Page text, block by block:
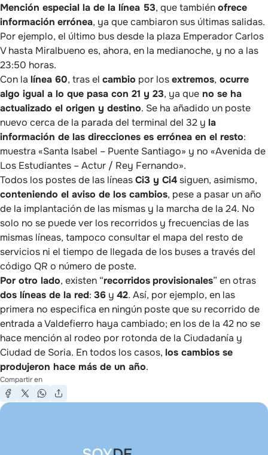
Mención especial la de la línea 53, que tambiénofrece
información errónea, ya que cambiaron sus últimas salidas.
Por ejemplo, el último bus desde la plaza Emperador Carlos
V hasta Miralbueno es, ahora, en la medianoche, y no a las
23:50 horas.
Con la línea 60, tras el cambio por losextremos, ocurre
algo igual a lo que pasa con 21 y 23, ya que no se ha
actualizado el origen y destino. Se ha añadido un poste
nuevo cerca de la parada del terminal del 32 y la
información de las direcciones es errónea en el resto:
muestra «Santa Isabel – Puente Santiago» y no «Avenida de
Los Estudiantes – Actur / Rey Fernando».
Todos los postes de las líneasCi3 y Ci4 siguen, asimismo,
conteniendo el aviso de los cambios, pese a pasar un año
de la implantación de las mismas y la marcha de la 24. No
solo no se puede ver los recorridos y frecuencias de las
mismas líneas, tampoco consultar el mapa del resto de
servicios ni el tiempo de llegada de los buses a través del
código QR o número de poste.
Por otro lado, existen “recorridosprovisionales” en otras
dos líneas de la red: 36 y 42. Así, por ejemplo, en las
primera no especifica en ningún poste que su recorrido de
entrada a Valdefierro haya cambiado; en los de la 42 no se
hace mención al rodeo por rotonda de la Ciudadanía y
Ciudad de Soria. En todos los casos, los cambios se
produjeron hace más de un año.
Compartir en